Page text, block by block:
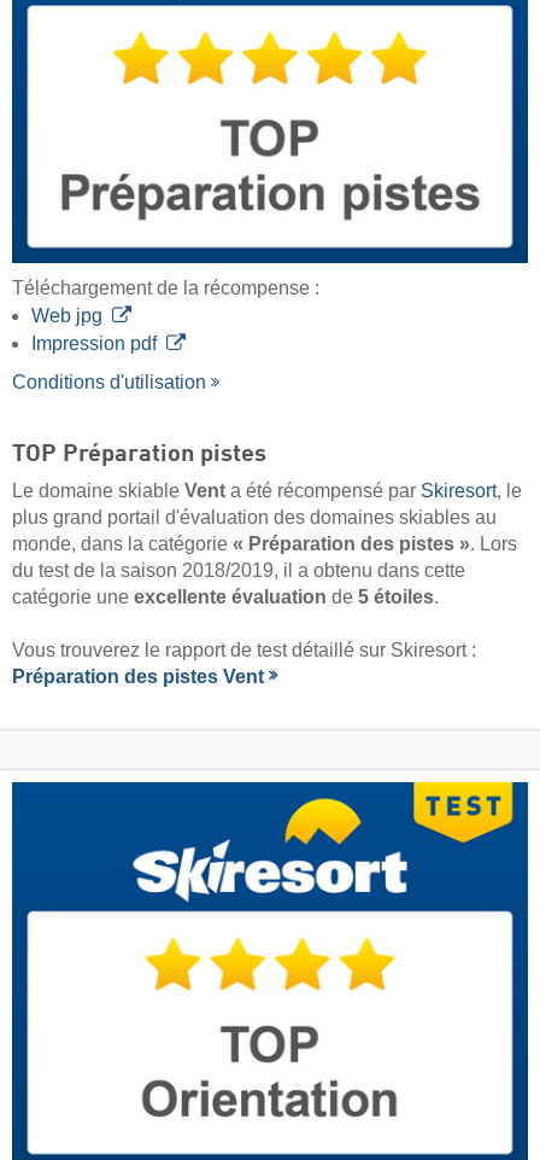
Téléchargement de la récompense :
Web jpg
Impression pdf
Conditions d'utilisation
TOP Préparation pistes
Le domaine skiable Vent a été récompensé par Skiresort, le
plus grand portail d'évaluation des domaines skiables au
monde, dans la catégorie « Préparation des pistes ». Lors
du test de la saison 2018/2019, il a obtenu dans cette
catégorie une excellente évaluation de 5 étoiles.
Vous trouverez le rapport de test détaillé sur Skiresort :
Préparation des pistes Vent